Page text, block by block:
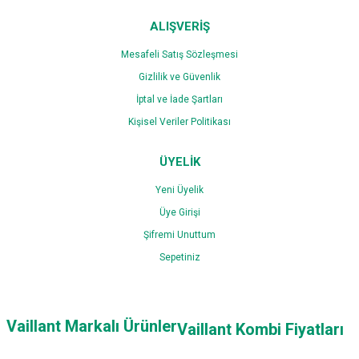
ALIŞVERİŞ
Mesafeli Satış Sözleşmesi
Gizlilik ve Güvenlik
İptal ve İade Şartları
Kişisel Veriler Politikası
ÜYELİK
Yeni Üyelik
Üye Girişi
Şifremi Unuttum
Sepetiniz
Vaillant Markalı ÜrünlerVaillant Kombi Fiyatları